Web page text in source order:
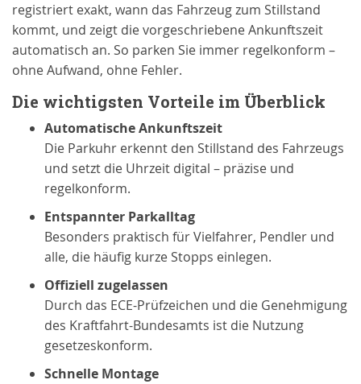
registriert exakt, wann das Fahrzeug zum Stillstand
kommt, und zeigt die vorgeschriebene Ankunftszeit
automatisch an. So parken Sie immer regelkonform –
ohne Aufwand, ohne Fehler.
Die wichtigsten Vorteile im Überblick
Automatische Ankunftszeit
Die Parkuhr erkennt den Stillstand des Fahrzeugs
und setzt die Uhrzeit digital – präzise und
regelkonform.
Entspannter Parkalltag
Besonders praktisch für Vielfahrer, Pendler und
alle, die häufig kurze Stopps einlegen.
Offiziell zugelassen
Durch das ECE-Prüfzeichen und die Genehmigung
des Kraftfahrt-Bundesamts ist die Nutzung
gesetzeskonform.
Schnelle Montage